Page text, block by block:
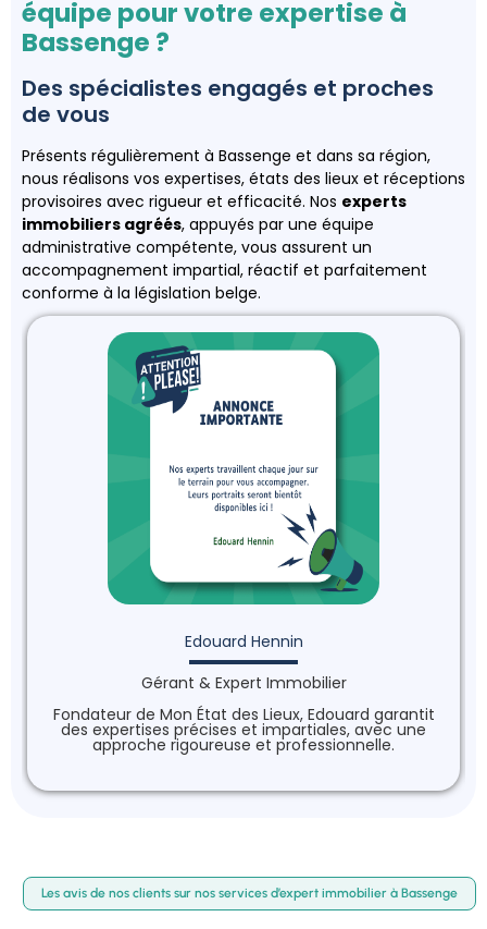
équipe pour votre expertise à
Bassenge ?
Des spécialistes engagés et proches
de vous
Présents régulièrement à Bassenge et dans sa région,
nous réalisons vos expertises, états des lieux et réceptions
provisoires avec rigueur et efficacité. Nos experts
immobiliers agréés, appuyés par une équipe
administrative compétente, vous assurent un
accompagnement impartial, réactif et parfaitement
conforme à la législation belge.
Edouard Hennin
Gérant & Expert Immobilier
Fondateur de Mon État des Lieux, Edouard garantit
des expertises précises et impartiales, avec une
approche rigoureuse et professionnelle.
Les avis de nos clients sur nos services d’expert immobilier à Bassenge